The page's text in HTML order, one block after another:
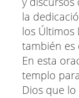
la
los Últimos
también es
En esta
templo
Dios que lo